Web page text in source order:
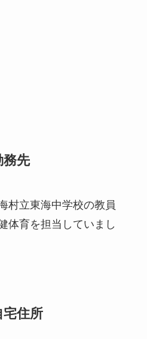
務先
村立東海中学校の教員
体育を担当していまし
宅住所